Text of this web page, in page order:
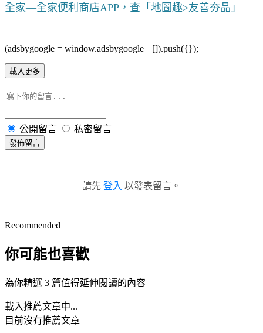
全家—全家便利商店APP，查「地圖趣>友善夯品」
(adsbygoogle = window.adsbygoogle || []).push({});
載入更多
公開留言 私密留言
發佈留言
請先 登入 以發表留言。
Recommended
你可能也喜歡
為你精選 3 篇值得延伸閱讀的內容
載入推薦文章中...
目前沒有推薦文章